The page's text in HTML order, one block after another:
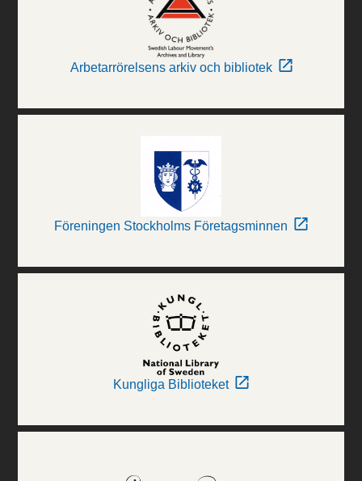
Arbetarrörelsens arkiv och bibliotek
Föreningen Stockholms Företagsminnen
Kungliga Biblioteket